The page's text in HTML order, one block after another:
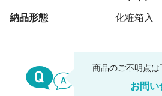
納品形態
化粧箱入
商品のご不明点は
お問い